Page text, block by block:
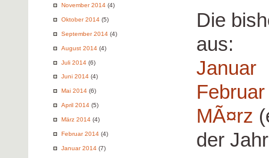
November 2014 (4)
Oktober 2014 (5)
September 2014 (4)
August 2014 (4)
Juli 2014 (6)
Juni 2014 (4)
Mai 2014 (6)
April 2014 (5)
März 2014 (4)
Februar 2014 (4)
Januar 2014 (7)
Die
aus:
Januar
Februar
MÃ¤rz
der